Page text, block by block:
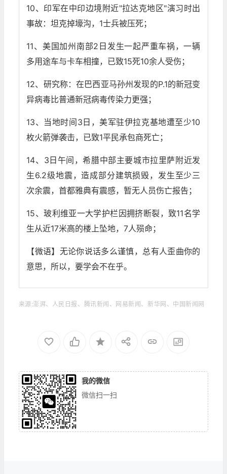
10、印军在中印边境附近"拉达克地区"演习时出
事故：坦克掉壕沟，1士兵被压死；
11、美国加州南部2日发生一起严重车祸，一辆
多用途车与卡车相撞，已致15死10余人受伤；
12、研究称：在巴西亚马孙州发现的P.1的新冠变
异病毒比普通新冠病毒传染力更强；
13、当地时间3日，美军驻伊拉克基地遭至少10
枚火箭弹袭击，已致1平民承包商死亡；
14、3日午间，希腊中部主要城市拉里萨附近发
生6.2级地震，造成部分建筑损毁，发生至少三
次余震，首都雅典有震感，暂无人员伤亡报告；
15、玻利维亚一大学护栏因拥挤断裂，致11名学
生从近17米高的楼上坠地，7人殒命；
【微语】无论你说话多么谨慎，总有人歪曲你的
意思，所以，要学会不在乎。
来源:澎湃、人民日报、腾讯新闻、网易新闻、新华网、中国新闻网
我的微信
微信扫一扫